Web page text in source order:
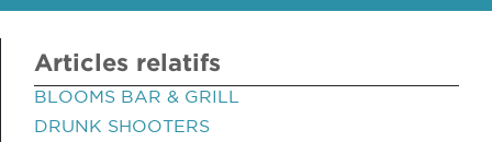
Articles relatifs
BLOOMS BAR & GRILL
DRUNK SHOOTERS